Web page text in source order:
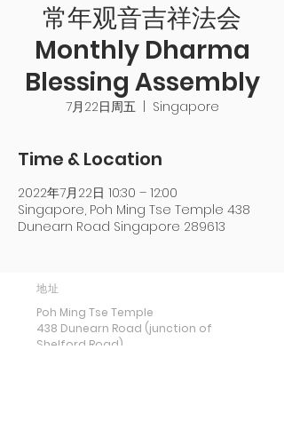
常年观音吉祥法会
Monthly Dharma
Blessing Assembly
7月22日周五
  |
Singapore
Time & Location
2022年7月22日 10:30 – 12:00
Singapore, Poh Ming Tse Temple 438
Dunearn Road Singapore 289613
地址
Poh Ming Tse Temple
438 Dunearn Road (junction of
Shelford Road)